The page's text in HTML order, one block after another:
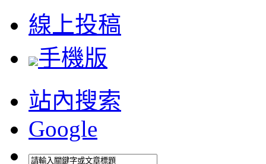
線上投稿
手機版
站內搜索
Google